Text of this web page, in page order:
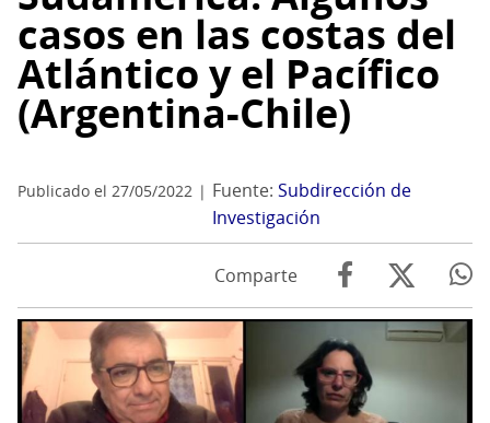
casos en las costas del
Atlántico y el Pacífico
(Argentina-Chile)
Publicado el 27/05/2022 Fuente: Subdirección de
Investigación
Comparte